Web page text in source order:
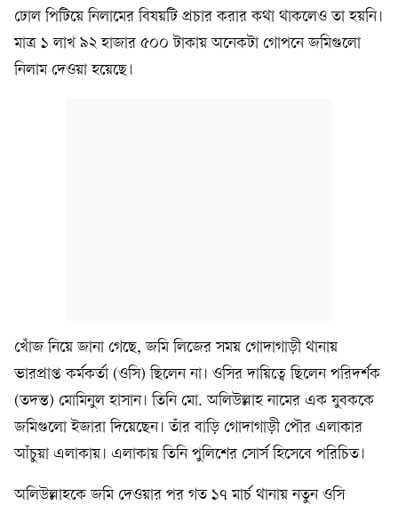
ঢোল পিটিয়ে নিলামের বিষয়টি প্রচার করার কথা থাকলেও তা হয়নি।
মাত্র ১ লাখ ৯২ হাজার ৫০০ টাকায় অনেকটা গোপনে জমিগুলো
নিলাম দেওয়া হয়েছে।
খোঁজ নিয়ে জানা গেছে, জমি লিজের সময় গোদাগাড়ী থানায়
ভারপ্রাপ্ত কর্মকর্তা (ওসি) ছিলেন না। ওসির দায়িত্বে ছিলেন পরিদর্শক
(তদন্ত) মোমিনুল হাসান। তিনি মো. অলিউল্লাহ নামের এক যুবককে
জমিগুলো ইজারা দিয়েছেন। তাঁর বাড়ি গোদাগাড়ী পৌর এলাকার
আঁচুয়া এলাকায়। এলাকায় তিনি পুলিশের সোর্স হিসেবে পরিচিত।
অলিউল্লাহকে জমি দেওয়ার পর গত ১৭ মার্চ থানায় নতুন ওসি